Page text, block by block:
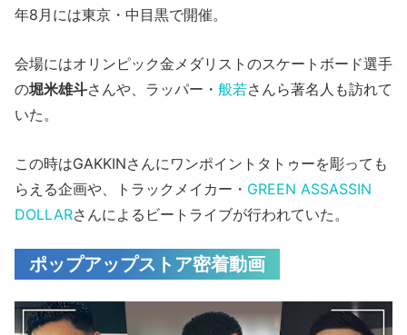
年8月には東京・中目黒で開催。
会場にはオリンピック金メダリストのスケートボード選手
の堀米雄斗さんや、ラッパー・ 般若さんら著名人も訪れて
いた。
この時はGAKKINさんにワンポイントタトゥーを彫っても
らえる企画や、トラックメイカー・ GREEN ASSASSIN
DOLLARさんによるビートライブが行われていた。
ポップアップストア密着動画